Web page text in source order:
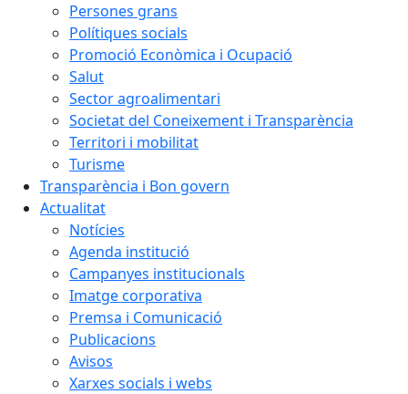
Persones grans
Polítiques socials
Promoció Econòmica i Ocupació
Salut
Sector agroalimentari
Societat del Coneixement i Transparència
Territori i mobilitat
Turisme
Transparència i Bon govern
Actualitat
Notícies
Agenda institució
Campanyes institucionals
Imatge corporativa
Premsa i Comunicació
Publicacions
Avisos
Xarxes socials i webs